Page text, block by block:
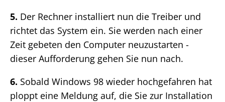
5. Der Rechner installiert nun die Treiber und
richtet das System ein. Sie werden nach einer
Zeit gebeten den Computer neuzustarten -
dieser Aufforderung gehen Sie nun nach.
6. Sobald Windows 98 wieder hochgefahren hat
ploppt eine Meldung auf, die Sie zur Installation